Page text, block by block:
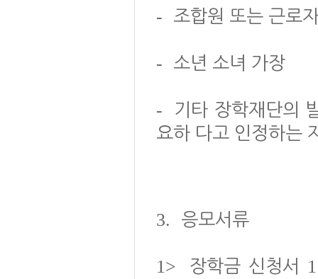
- 조합원 또는 근로
- 소년 소녀 가장
-
기타 장학재단의
요하 다고 인정하는
3. 응모서류
1> 장학금 신청서 1